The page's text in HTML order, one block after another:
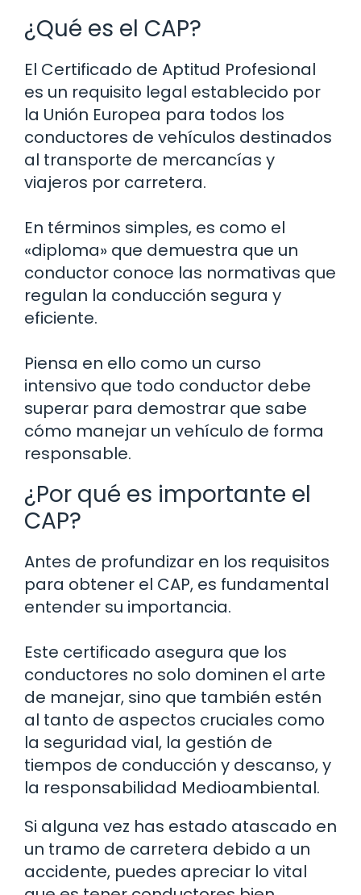
¿Qué es el CAP?
El Certificado de Aptitud Profesional
es un requisito legal establecido por
la Unión Europea para todos los
conductores de vehículos destinados
al transporte de mercancías y
viajeros por carretera.
En términos simples, es como el
«diploma» que demuestra que un
conductor conoce las normativas que
regulan la conducción segura y
eficiente.
Piensa en ello como un curso
intensivo que todo conductor debe
superar para demostrar que sabe
cómo manejar un vehículo de forma
responsable.
¿Por qué es importante el
CAP?
Antes de profundizar en los requisitos
para obtener el CAP, es fundamental
entender su importancia.
Este certificado asegura que los
conductores no solo dominen el arte
de manejar, sino que también estén
al tanto de aspectos cruciales como
la seguridad vial, la gestión de
tiempos de conducción y descanso, y
la responsabilidad Medioambiental.
Si alguna vez has estado atascado en
un tramo de carretera debido a un
accidente, puedes apreciar lo vital